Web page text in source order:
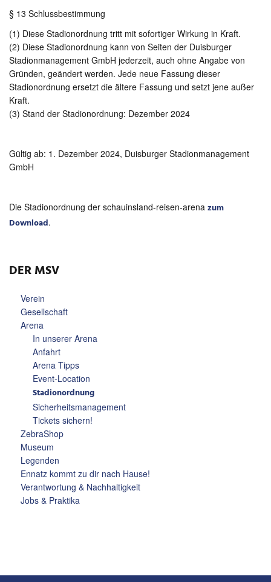
§ 13 Schlussbestimmung
(1) Diese Stadionordnung tritt mit sofortiger Wirkung in Kraft.
(2) Diese Stadionordnung kann von Seiten der Duisburger
Stadionmanagement GmbH jederzeit, auch ohne Angabe von
Gründen, geändert werden. Jede neue Fassung dieser
Stadionordnung ersetzt die ältere Fassung und setzt jene außer
Kraft.
(3) Stand der Stadionordnung: Dezember 2024
Gültig ab: 1. Dezember 2024, Duisburger Stadionmanagement
GmbH
Die Stadionordnung der schauinsland-reisen-arena zum
Download.
DER MSV
Verein
Gesellschaft
Arena
In unserer Arena
Anfahrt
Arena Tipps
Event-Location
Stadionordnung
Sicherheitsmanagement
Tickets sichern!
ZebraShop
Museum
Legenden
Ennatz kommt zu dir nach Hause!
Verantwortung & Nachhaltigkeit
Jobs & Praktika